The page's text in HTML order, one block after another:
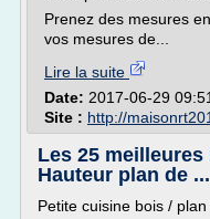
Prenez des mesures
vos mesures de...
Lire la suite
Date: 2017-06-29
Site : http://
Les 25
Hauteur plan de ...
Petite cuisine bois /